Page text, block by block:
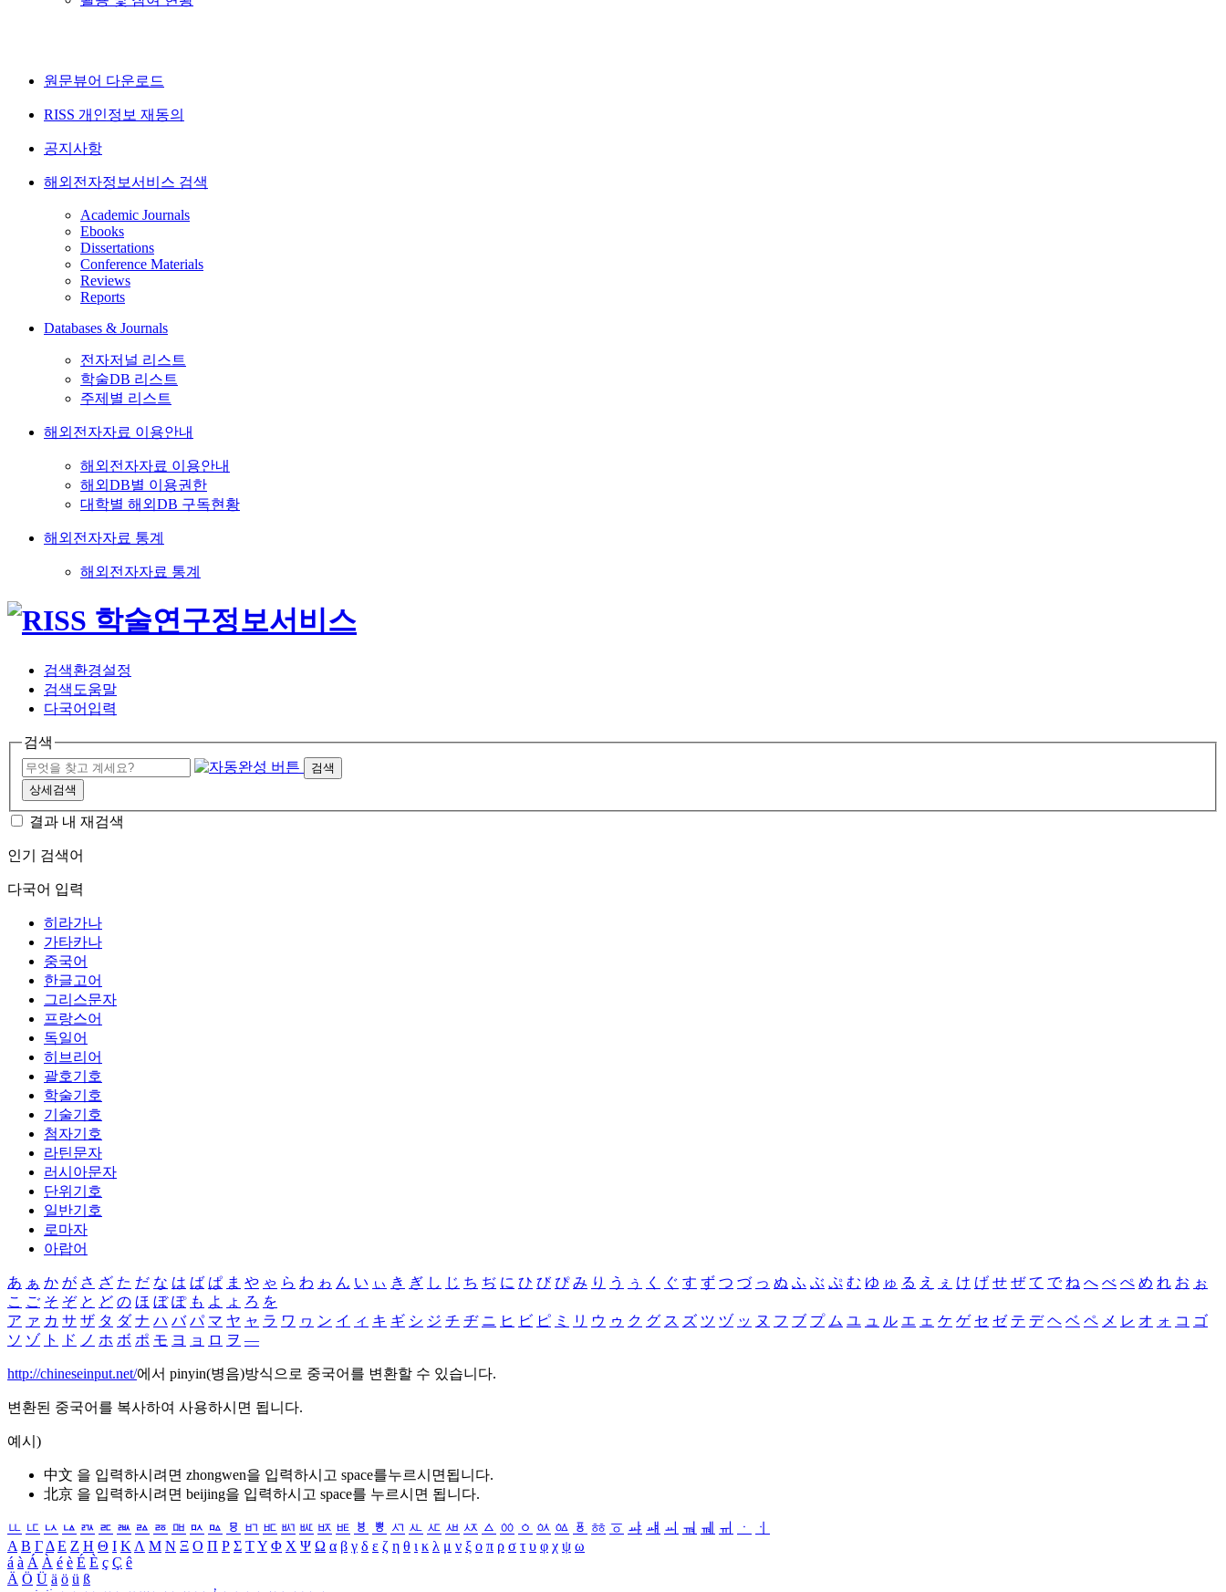
원문뷰어 다운로드
RISS 개인정보 재동의
공지사항
해외전자정보서비스 검색
Academic Journals
Ebooks
Dissertations
Conference Materials
Reviews
Reports
Databases & Journals
전자저널 리스트
학술DB 리스트
주제별 리스트
해외전자자료 이용안내
해외전자자료 이용안내
해외DB별 이용권한
대학별 해외DB 구독현황
해외전자자료 통계
해외전자자료 통계
검색환경설정
검색도움말
다국어입력
검색
검색
상세검색
결과 내 재검색
인기 검색어
다국어 입력
히라가나
가타카나
중국어
한글고어
그리스문자
프랑스어
독일어
히브리어
괄호기호
학술기호
기술기호
첨자기호
라틴문자
러시아문자
단위기호
일반기호
로마자
아랍어
あ ぁ か が さ ざ た だ な は ば ぱ ま や ゃ ら わ ゎ ん い ぃ き ぎ し じ ち ぢ に ひ び ぴ み り う ぅ く ぐ す ず つ づ っ ぬ ふ ぶ ぷ む ゆ ゅ る え ぇ け げ せ ぜ て で ね へ べ ぺ め れ お ぉ
こ ご そ ぞ と ど の ほ ぼ ぽ も よ ょ ろ を
ア ァ カ サ ザ タ ダ ナ ハ バ パ マ ヤ ャ ラ ワ ヮ ン イ ィ キ ギ シ ジ チ ヂ ニ ヒ ビ ピ ミ リ ウ ゥ ク グ ス ズ ツ ヅ ッ ヌ フ ブ プ ム ユ ュ ル エ ェ ケ ゲ セ ゼ テ デ ヘ ベ ペ メ レ オ ォ コ ゴ
ソ ゾ ト ド ノ ホ ボ ポ モ ヨ ョ ロ ヲ ―
http://chineseinput.net/에서 pinyin(병음)방식으로 중국어를 변환할 수 있습니다.
변환된 중국어를 복사하여 사용하시면 됩니다.
예시)
中文 을 입력하시려면 zhongwen을 입력하시고 space를누르시면됩니다.
北京 을 입력하시려면 beijing을 입력하시고 space를 누르시면 됩니다.
ㅥ ㅦ ㅧ ㅨ ㅩ ㅪ ㅫ ㅬ ㅭ ㅮ ㅯ ㅰ ㅱ ㅲ ㅳ ㅴ ㅵ ㅶ ㅷ ㅸ ㅹ ㅺ ㅻ ㅼ ㅽ ㅾ ㅿ ㆀ ㆁ ㆂ ㆃ ㆄ ㆅ ㆆ ㆇ ㆈ ㆉ ㆊ ㆋ ㆌ ㆍ
ㆎ
Α Β ΓΔ Ε Ζ Η Θ Ι ΚΛ Μ Ν Ξ Ο Π Ρ Σ ΤΥ Φ Χ Ψ Ω α β γ δ ε ζ η θ ι κ λ μ ν ξ ο π ρ σ τ υ φ χ ψ ω
á à Á À é è É È ç Ç ê
Ä Ö Ü ä ö ü ß